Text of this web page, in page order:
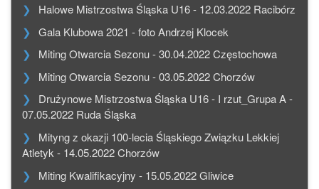
Halowe Mistrzostwa Śląska U16 - 12.03.2022 Racibórz
Gala Klubowa 2021 - foto Andrzej Klocek
Miting Otwarcia Sezonu - 30.04.2022 Częstochowa
Miting Otwarcia Sezonu - 03.05.2022 Chorzów
Drużynowe Mistrzostwa Śląska U16 - I rzut_Grupa A -
07.05.2022 Ruda Śląska
Mityng z okazji 100-lecia Śląskiego Związku Lekkiej
Atletyk - 14.05.2022 Chorzów
Miting Kwalifikacyjny - 15.05.2022 Gliwice